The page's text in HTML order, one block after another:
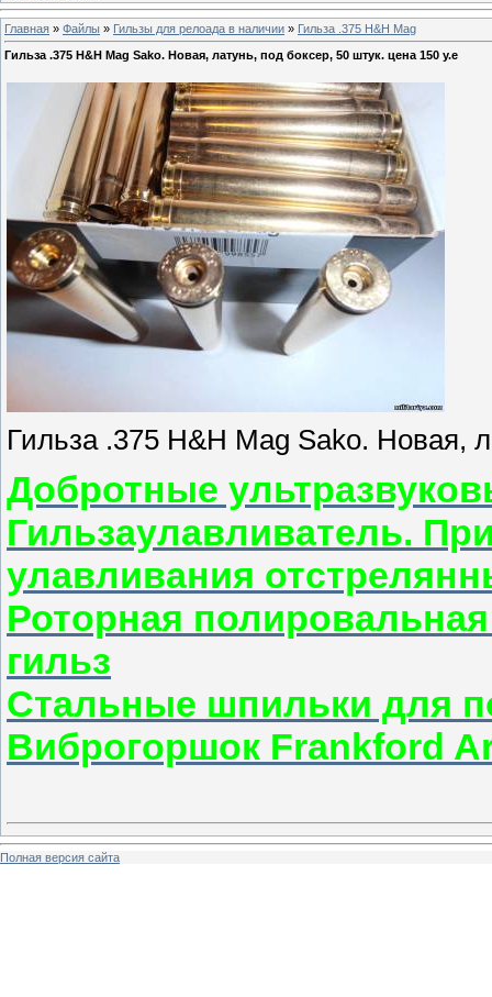
Главная » Файлы » Гильзы для релоада в наличии » Гильза .375 H&H Mag
Гильза .375 H&H Mag Sako. Новая, латунь, под боксер, 50 штук. цена 150 у.е
Гильза .375 H&H Mag Sako. Новая,
Добротные
Гильзаулавливатель.
улавливания
Роторная
гильз
Стальные шпильки для
Виброгоршок Frankford
Полная версия сайта